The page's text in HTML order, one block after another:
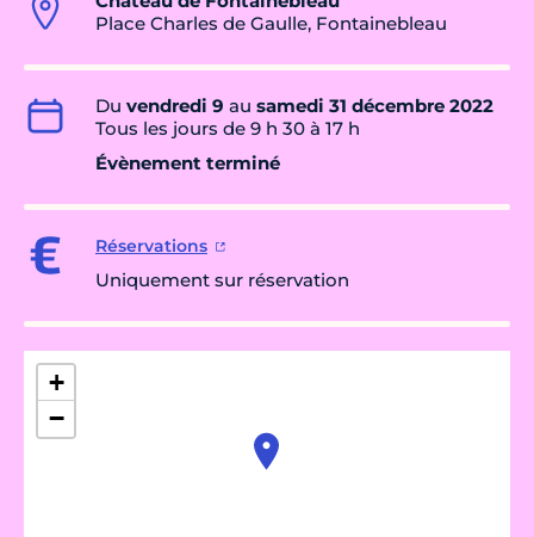
Place Charles de Gaulle, Fontainebleau
Du vendredi 9 au samedi 31 décembre 2022
Tous les jours de 9 h 30 à 17 h
Évènement terminé
Réservations
Uniquement sur réservation
+
−